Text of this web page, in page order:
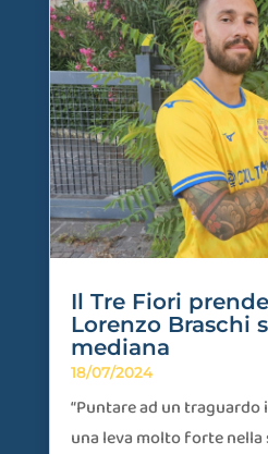
Il Tre Fiori
Lorenzo Braschi
mediana
18/07/2024
“Puntare ad un
una leva molto forte